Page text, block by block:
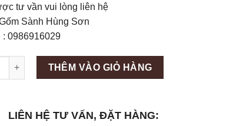
tư vần vui lòng liên hệ
Sành Hùng Sơn
: 0986916029
đá viên Scotsman NW458AS số lượng
THÊM VÀO GIỎ HÀNG
LIÊN HỆ TƯ VẤN, ĐẶT HÀNG: